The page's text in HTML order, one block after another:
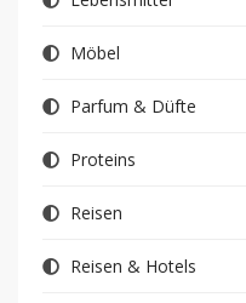
Möbel
Parfum & Düfte
Proteins
Reisen
Reisen & Hotels